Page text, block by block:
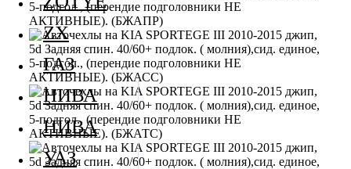
ZX
ГАЗ
НИВА
НИВА
УАЗ